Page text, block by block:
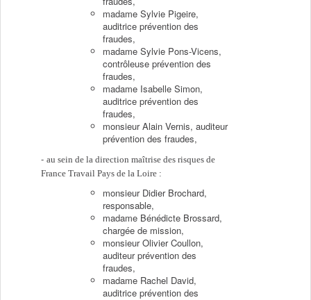
madame Sylvie Pigeire,
auditrice prévention des
fraudes,
madame Sylvie Pons-Vicens,
contrôleuse prévention des
fraudes,
madame Isabelle Simon,
auditrice prévention des
fraudes,
monsieur Alain Vernis, auditeur
prévention des fraudes,
au sein de la direction maîtrise des risques de
France Travail Pays de la Loire :
monsieur Didier Brochard,
responsable,
madame Bénédicte Brossard,
chargée de mission,
monsieur Olivier Coullon,
auditeur prévention des
fraudes,
madame Rachel David,
auditrice prévention des